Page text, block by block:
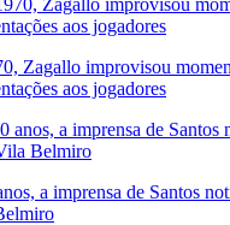
Zagallo improvisou
aos jogadores
a imprensa de Santos